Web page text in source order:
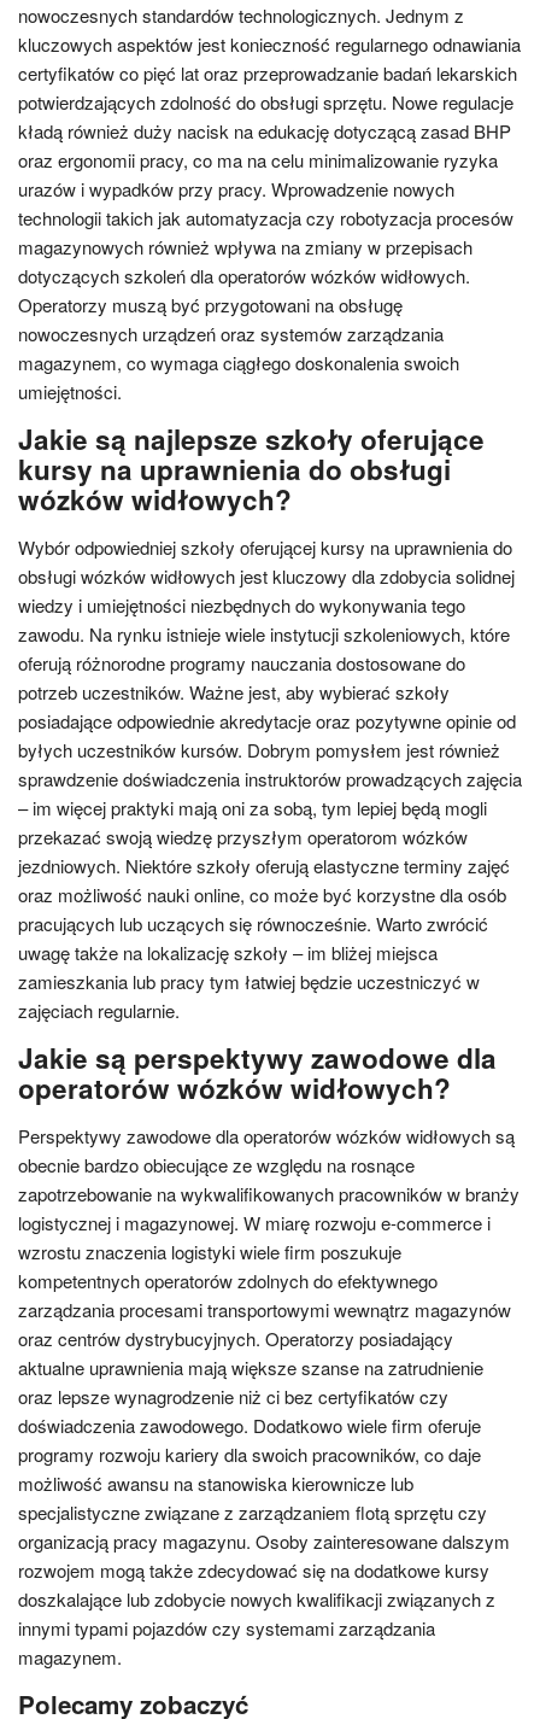
nowoczesnych standardów technologicznych. Jednym z
kluczowych aspektów jest konieczność regularnego odnawiania
certyfikatów co pięć lat oraz przeprowadzanie badań lekarskich
potwierdzających zdolność do obsługi sprzętu. Nowe regulacje
kładą również duży nacisk na edukację dotyczącą zasad BHP
oraz ergonomii pracy, co ma na celu minimalizowanie ryzyka
urazów i wypadków przy pracy. Wprowadzenie nowych
technologii takich jak automatyzacja czy robotyzacja procesów
magazynowych również wpływa na zmiany w przepisach
dotyczących szkoleń dla operatorów wózków widłowych.
Operatorzy muszą być przygotowani na obsługę
nowoczesnych urządzeń oraz systemów zarządzania
magazynem, co wymaga ciągłego doskonalenia swoich
umiejętności.
Jakie są najlepsze szkoły oferujące
kursy na uprawnienia do obsługi
wózków widłowych?
Wybór odpowiedniej szkoły oferującej kursy na uprawnienia do
obsługi wózków widłowych jest kluczowy dla zdobycia solidnej
wiedzy i umiejętności niezbędnych do wykonywania tego
zawodu. Na rynku istnieje wiele instytucji szkoleniowych, które
oferują różnorodne programy nauczania dostosowane do
potrzeb uczestników. Ważne jest, aby wybierać szkoły
posiadające odpowiednie akredytacje oraz pozytywne opinie od
byłych uczestników kursów. Dobrym pomysłem jest również
sprawdzenie doświadczenia instruktorów prowadzących zajęcia
– im więcej praktyki mają oni za sobą, tym lepiej będą mogli
przekazać swoją wiedzę przyszłym operatorom wózków
jezdniowych. Niektóre szkoły oferują elastyczne terminy zajęć
oraz możliwość nauki online, co może być korzystne dla osób
pracujących lub uczących się równocześnie. Warto zwrócić
uwagę także na lokalizację szkoły – im bliżej miejsca
zamieszkania lub pracy tym łatwiej będzie uczestniczyć w
zajęciach regularnie.
Jakie są perspektywy zawodowe dla
operatorów wózków widłowych?
Perspektywy zawodowe dla operatorów wózków widłowych są
obecnie bardzo obiecujące ze względu na rosnące
zapotrzebowanie na wykwalifikowanych pracowników w branży
logistycznej i magazynowej. W miarę rozwoju e-commerce i
wzrostu znaczenia logistyki wiele firm poszukuje
kompetentnych operatorów zdolnych do efektywnego
zarządzania procesami transportowymi wewnątrz magazynów
oraz centrów dystrybucyjnych. Operatorzy posiadający
aktualne uprawnienia mają większe szanse na zatrudnienie
oraz lepsze wynagrodzenie niż ci bez certyfikatów czy
doświadczenia zawodowego. Dodatkowo wiele firm oferuje
programy rozwoju kariery dla swoich pracowników, co daje
możliwość awansu na stanowiska kierownicze lub
specjalistyczne związane z zarządzaniem flotą sprzętu czy
organizacją pracy magazynu. Osoby zainteresowane dalszym
rozwojem mogą także zdecydować się na dodatkowe kursy
doszkalające lub zdobycie nowych kwalifikacji związanych z
innymi typami pojazdów czy systemami zarządzania
magazynem.
Polecamy zobaczyć